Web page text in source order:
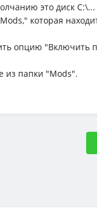
это диск C:\...
которая
опцию "Включить
из папки "Mods".